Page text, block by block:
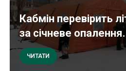
Кабмін перевірить
за січневе
ЧИТАТИ